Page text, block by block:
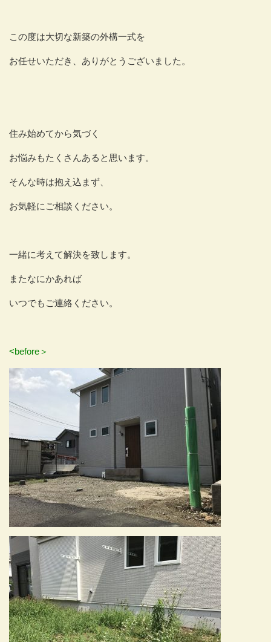
この度は大切な新築の外構一式を
お任せいただき、ありがとうございました。
住み始めてから気づく
お悩みもたくさんあると思います。
そんな時は抱え込まず、
お気軽にご相談ください。
一緒に考えて解決を致します。
またなにかあれば
いつでもご連絡ください。
<before＞